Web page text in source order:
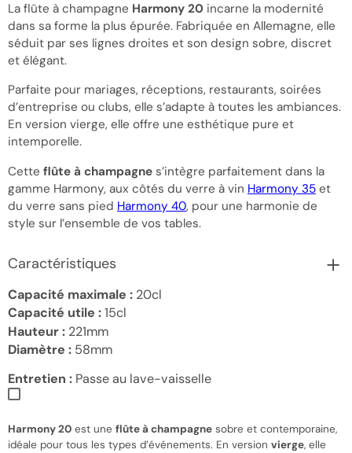
La flûte à champagne Harmony 20 incarne la modernité
dans sa forme la plus épurée. Fabriquée en Allemagne, elle
séduit par ses lignes droites et son design sobre, discret
et élégant.
Parfaite pour mariages, réceptions, restaurants, soirées
d’entreprise ou clubs, elle s’adapte à toutes les ambiances.
En version vierge, elle offre une esthétique pure et
intemporelle.
Cette flûte à champagne s’intègre parfaitement dans la
gamme Harmony, aux côtés du verre à vin Harmony 35 et
du verre sans pied Harmony 40, pour une harmonie de
style sur l’ensemble de vos tables.
Caractéristiques
Capacité maximale : 20cl
Capacité utile :15cl
Hauteur : 221mm
Diamètre : 58mm
Entretien : Passe au lave-vaisselle
Harmony 20 est une flûte à champagne sobre et contemporaine,
idéale pour tous les types d’événements. En version vierge, elle